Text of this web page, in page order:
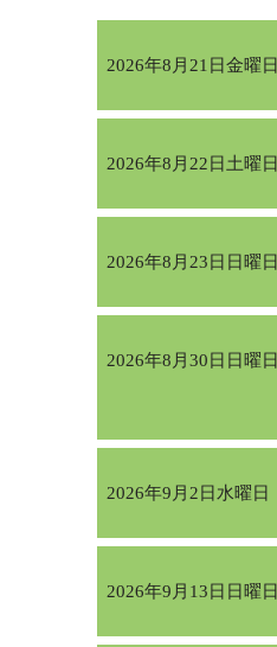
2026年8月21日金曜日
2026年8月22日土曜日
2026年8月23日日曜日
2026年8月30日日曜日
2026年9月2日水曜日
2026年9月13日日曜日